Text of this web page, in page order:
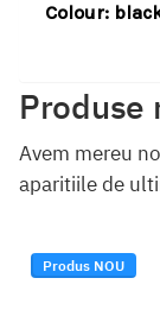
Colour:
Produse
Avem mereu
aparitiile de
Produs NOU